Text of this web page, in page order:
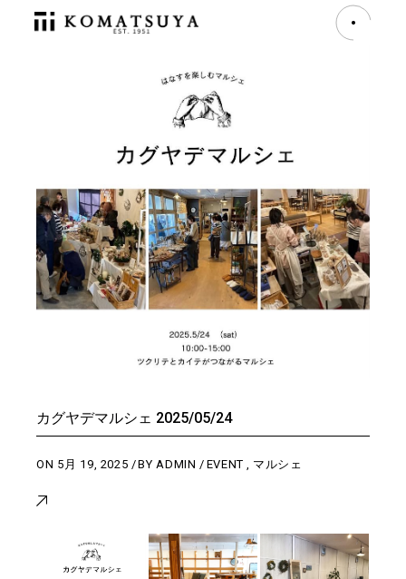
カグヤデマルシェ 2025/05/24
ON 5月 19, 2025 BYADMIN EVENT , マルシェ